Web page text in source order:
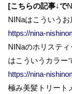
[こちらの記事↓で
NINaはこういうお
https://nina-
NINaのホリステ
はこういうカラー
https://nina-
極み美髪トリート